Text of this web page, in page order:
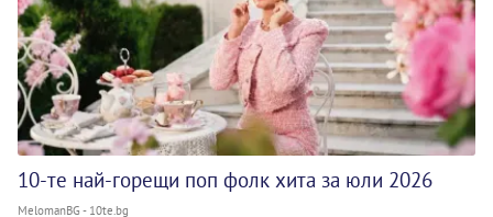
10-те най-горещи поп фолк хита за юли 2026
MelomanBG - 10te.bg